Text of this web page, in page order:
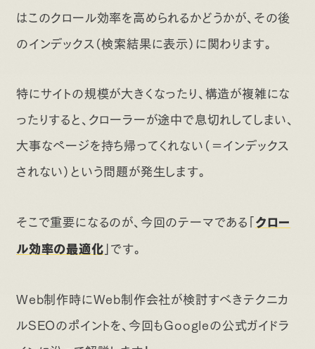
はこのクロール効率を高められるかどうかが、その後
のインデックス（検索結果に表示）に関わります。
特にサイトの規模が大きくなったり、構造が複雑にな
ったりすると、クローラーが途中で息切れしてしまい、
大事なページを持ち帰ってくれない（＝インデックス
されない）という問題が発生します。
そこで重要になるのが、今回のテーマである「クロー
ル効率の最適化」です。
Web制作時にWeb制作会社が検討すべきテクニカ
ルSEOのポイントを、今回もGoogleの公式ガイドラ